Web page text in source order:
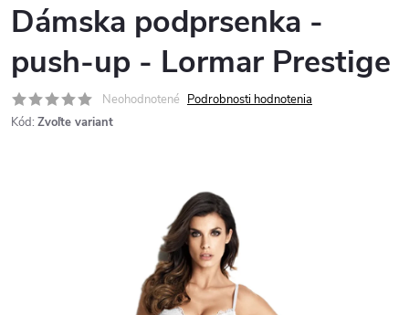
Dámska podprsenka -
push-up - Lormar Prestige
Neohodnotené Podrobnosti hodnotenia
Kód: Zvoľte variant